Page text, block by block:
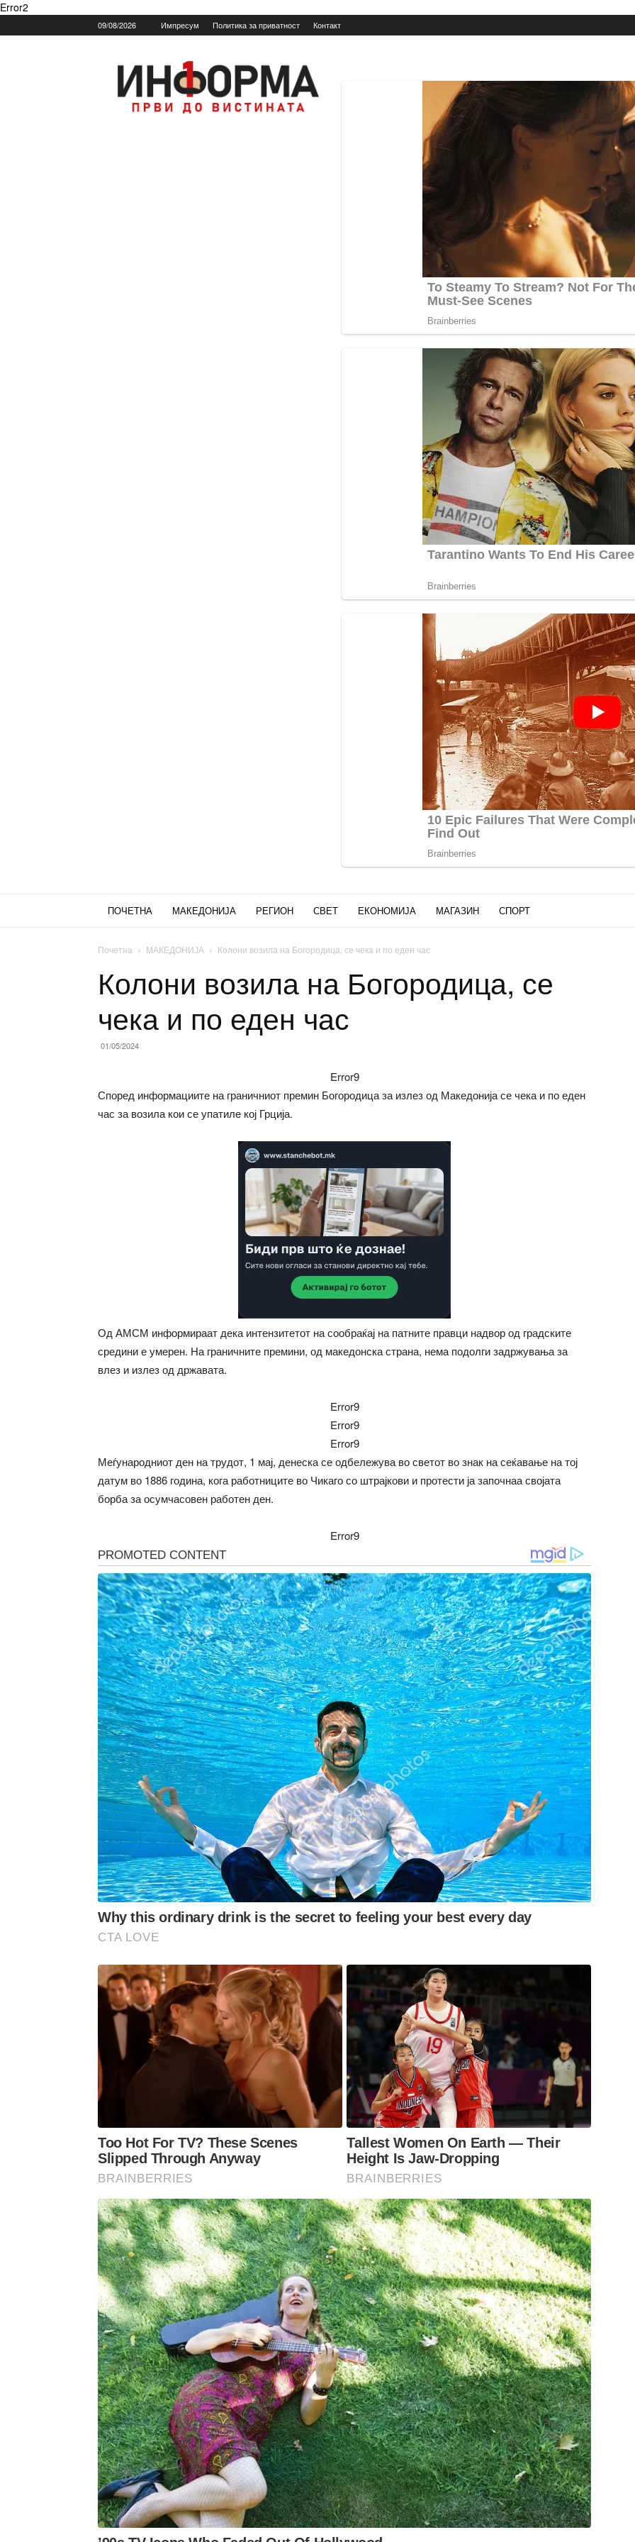
Error2
09/08/2026 Импресум Политика за приватност Контакт
Informa.mk
ПОЧЕТНА МАКЕДОНИЈА РЕГИОН СВЕТ ЕКОНОМИЈА МАГАЗИН СПОРТ
Почетна МАКЕДОНИЈА Колони возила на Богородица, се чека и по еден час
Колони возила на Богородица, се
чека и по еден час
01/05/2024
Error9
Според информациите на граничниот премин Богородица за излез од Македонија се чека и по еден
час за возила кои се упатиле кој Грција.
Од АМСМ информираат дека интензитетот на сообраќај на патните правци надвор од градските
средини е умерен. На граничните премини, од македонска страна, нема подолги задржувања за
влез и излез од државата.
Error9
Error9
Error9
Меѓународниот ден на трудот, 1 мај, денеска се одбележува во светот во знак на сеќавање на тој
датум во 1886 година, кога работниците во Чикаго со штрајкови и протести ја започнаа својата
борба за осумчасовен работен ден.
Error9